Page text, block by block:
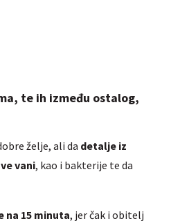
te ih između ostalog,
želje, ali da detalje iz
vani, kao i bakterije te da
na 15 minuta, jer čak i obitelj